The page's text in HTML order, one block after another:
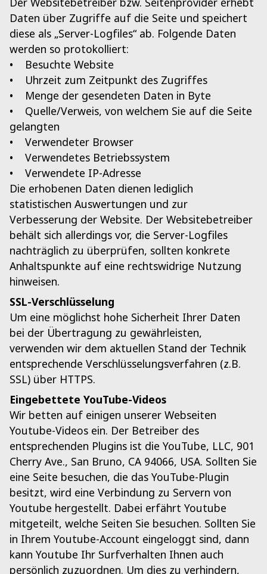
Daten über Zugriffe auf die Seite und speichert
diese als „Server-Logfiles“ ab. Folgende Daten
werden so protokolliert:
• Besuchte Website
• Uhrzeit zum Zeitpunkt des Zugriffes
• Menge der gesendeten Daten in Byte
• Quelle/Verweis, von welchem Sie auf die Seite
gelangten
• Verwendeter Browser
• Verwendetes Betriebssystem
• Verwendete IP-Adresse
Die erhobenen Daten dienen lediglich
statistischen Auswertungen und zur
Verbesserung der Website. Der Websitebetreiber
behält sich allerdings vor, die Server-Logfiles
nachträglich zu überprüfen, sollten konkrete
Anhaltspunkte auf eine rechtswidrige Nutzung
hinweisen.
SSL-Verschlüsselung
Um eine möglichst hohe Sicherheit Ihrer Daten
bei der Übertragung zu gewährleisten,
verwenden wir dem aktuellen Stand der Technik
entsprechende Verschlüsselungsverfahren (z.B.
SSL) über HTTPS.
Eingebettete YouTube-Videos
Wir betten auf einigen unserer Webseiten
Youtube-Videos ein. Der Betreiber des
entsprechenden Plugins ist die YouTube, LLC, 901
Cherry Ave., San Bruno, CA 94066, USA. Sollten Sie
eine Seite besuchen, die das YouTube-Plugin
besitzt, wird eine Verbindung zu Servern von
Youtube hergestellt. Dabei erfährt Youtube
mitgeteilt, welche Seiten Sie besuchen. Sollten Sie
in Ihrem Youtube-Account eingeloggt sind, dann
kann Youtube Ihr Surfverhalten Ihnen auch
persönlich zuzuordnen. Um dies zu verhindern,